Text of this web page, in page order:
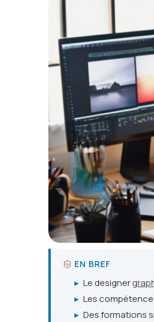
EN BREF
▸ Le designer
▸ Les
▸ Des formations